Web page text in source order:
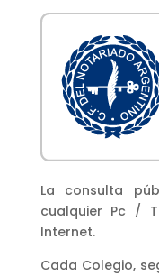
La consulta
cualquier Pc /
Internet.
Cada Colegio,